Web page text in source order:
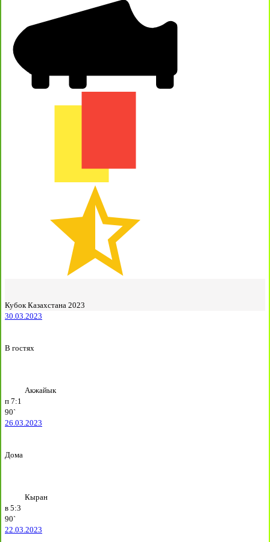
Кубок Казахстана 2023
30.03.2023
В гостях
Акжайык
п 7:1
90`
26.03.2023
Дома
Кыран
в 5:3
90`
22.03.2023